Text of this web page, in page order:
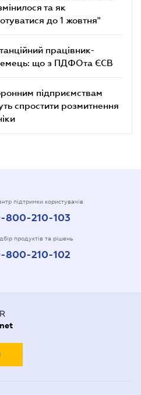
та як
до 1 жовтня"
працівник-
що з ПДФОта ЄСВ
підприємствам
спростити розмитнення
підтримки користувачів
800-210-103
продуктів та рішень
800-210-102